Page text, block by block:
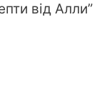
від Алли”